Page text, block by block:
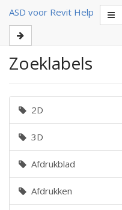
ASD voor Revit Help
Zoeklabels
2D
3D
Afdrukblad
Afdrukken